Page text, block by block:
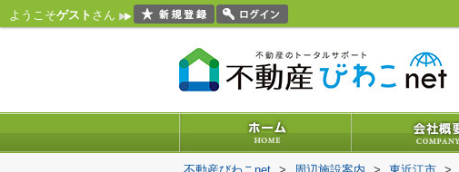
ようこそゲスト さん